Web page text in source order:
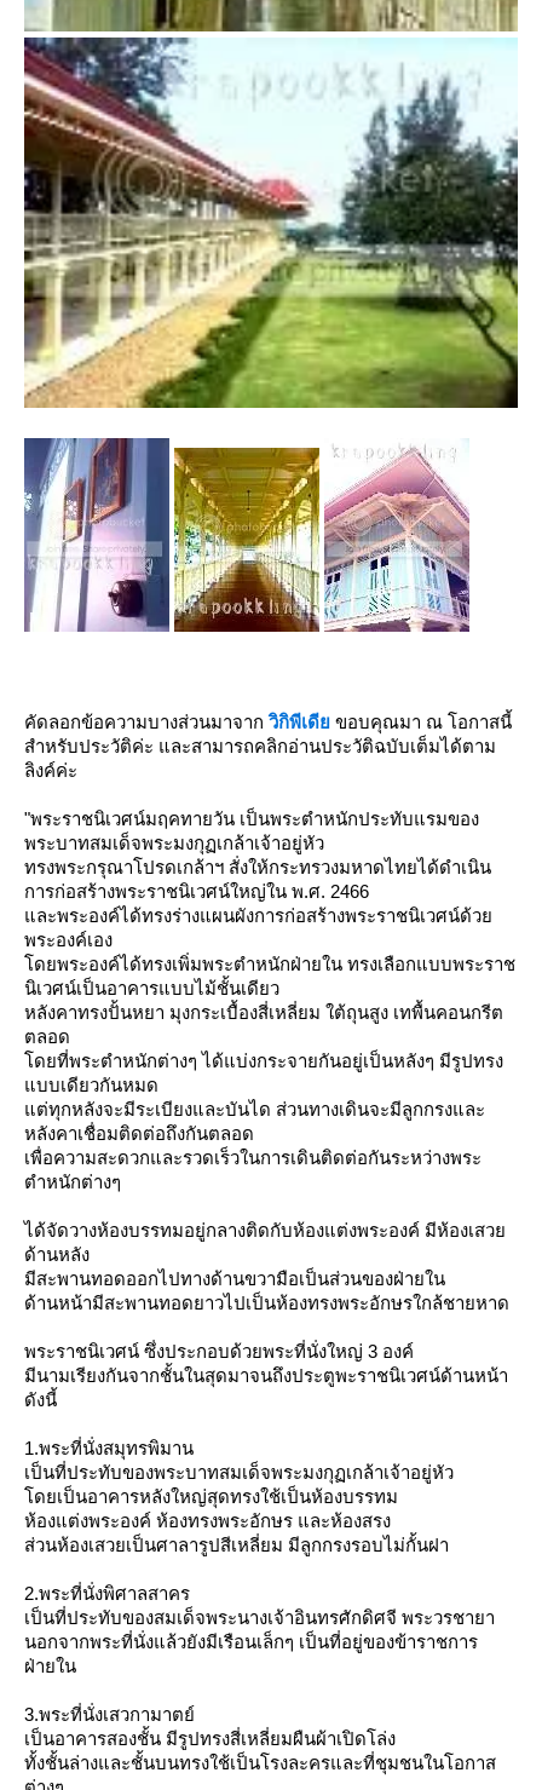
คัดลอกข้อความบางส่วนมาจากวิกิพีเดี ขอบคุณมา ณ โอกาสนี้
สำหรับประวัติค่ะ และสามารถคลิกอ่านประวัติฉบับเต็มได้ตาม
ลิงค์ค่ะ
"พระราชนิเวศน์มฤคทายวัน เป็นพระตำหนักประทับแรมของ
พระบาทสมเด็จพระมงกุฏเกล้าเจ้าอยู่หัว
ทรงพระกรุณาโปรดเกล้าฯ สั่งให้กระทรวงมหาดไทยได้ดำเนิน
การก่อสร้างพระราชนิเวศน์ใหญ่ใน พ.ศ. 2466
ละพระองค์ได้ทรงร่างแผนผังการก่อสร้างพระราชนิเวศน์ด้ว
พระองค์เอง
ดยพระองค์ได้ทรงเพิ่มพระตำหนักฝ่ายใน ทรงเลือกแบบพระราช
นิเวศน์เป็นอาคารแบบไม้ชั้นเดียว
หลังคาทรงปั้นหยา มุงกระเบื้องสี่เหลี่ยม ใต้ถุนสูง เทพื้นคอนกรีต
ตลอด
ดยที่พระตำหนักต่างๆ ได้แบ่งกระจายกันอยู่เป็นหลังๆ มีรูปทรง
บบเดียวกันหมด
ต่ทุกหลังจะมีระเบียงและบันได ส่วนทางเดินจะมีลูกกรงและ
หลังคาเชื่อมติดต่อถึงกันตลอด
เพื่อความสะดวกและรวดเร็วในการเดินติดต่อกันระหว่างพระ
ตำหนักต่างๆ
ได้จัดวางห้องบรรทมอยู่กลางติดกับห้องแต่งพระองค์ มีห้องเสว
ด้านหลัง
มีสะพานทอดออกไปทางด้านขวามือเป็นส่วนของฝ่ายใน
ด้านหน้ามีสะพานทอดยาวไปเป็นห้องทรงพระอักษรใกล้ชายหาด
พระราชนิเวศน์ ซึ่งประกอบด้วยพระที่นั่งใหญ่ 3 องค์
มีนามเรียงกันจากชั้นในสุดมาจนถึงประตูพะราชนิเวศน์ด้านหน้า
ดังนี้
1.พระที่นั่งสมุทรพิมาน
เป็นที่ประทับของพระบาทสมเด็จพระมงกุฏเกล้าเจ้าอยู่หัว
ดยเป็นอาคารหลังใหญ่สุดทรงใช้เป็นห้องบรรทม
ห้องแต่งพระองค์ ห้องทรงพระอักษร และห้องสรง
ส่วนห้องเสวยเป็นศาลารูปสีเหลี่ยม มีลูกกรงรอบไม่กั้นฝา
2.พระที่นั่งพิศาลสาคร
เป็นที่ประทับของสมเด็จพระนางเจ้าอินทรศักดิศจี พระวรชายา
นอกจากพระที่นั่งแล้วยังมีเรือนเล็กๆ เป็นที่อยู่ของข้าราชการ
ฝ่ายใน
3.พระที่นั่งเสวกามาตย์
เป็นอาคารสองชั้น มีรูปทรงสี่เหลี่ยมผืนผ้าเปิดโล่ง
ทั้งชั้นล่างและชั้นบนทรงใช้เป็นโรงละครและที่ชุมชนในโอกาส